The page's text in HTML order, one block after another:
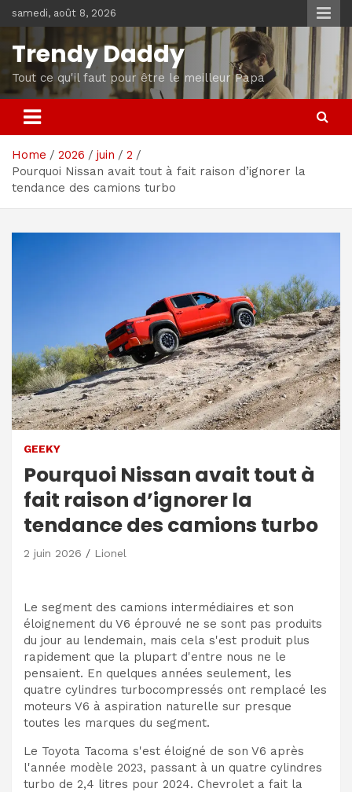
to
content
samedi, août 8, 2026
Trendy Daddy
Tout ce qu'il faut pour être le meilleur Papa
Home 2026 juin
2
Pourquoi Nissan avait tout à fait raison d’ignorer la
tendance des camions turbo
GEEKY
Pourquoi Nissan avait tout à
fait raison d’ignorer la
tendance des camions turbo
2 juin 2026 Lionel
Le segment des camions intermédiaires et son
éloignement du V6 éprouvé ne se sont pas produits
du jour au lendemain, mais cela s'est produit plus
rapidement que la plupart d'entre nous ne le
pensaient. En quelques années seulement, les
quatre cylindres turbocompressés ont remplacé les
moteurs V6 à aspiration naturelle sur presque
toutes les marques du segment.
Le Toyota Tacoma s'est éloigné de son V6 après
l'année modèle 2023, passant à un quatre cylindres
turbo de 2,4 litres pour 2024. Chevrolet a fait la